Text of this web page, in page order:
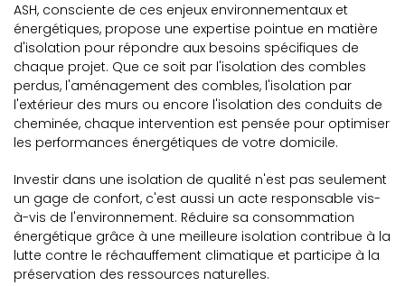
ASH, consciente de ces enjeux environnementaux et
énergétiques, propose une expertise pointue en matière
d'isolation pour répondre aux besoins spécifiques de
chaque projet. Que ce soit par l'isolation des combles
perdus, l'aménagement des combles, l'isolation par
l'extérieur des murs ou encore l'isolation des conduits de
cheminée, chaque intervention est pensée pour optimiser
les performances énergétiques de votre domicile.
Investir dans une isolation de qualité n'est pas seulement
un gage de confort, c'est aussi un acte responsable vis-
à-vis de l'environnement. Réduire sa consommation
énergétique grâce à une meilleure isolation contribue à la
lutte contre le réchauffement climatique et participe à la
préservation des ressources naturelles.